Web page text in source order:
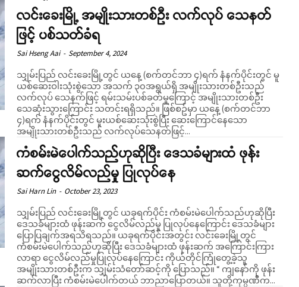
လင်းခေးမြို့ အမျိုးသားတစ်ဦး လက်လုပ် သေနတ်
ဖြင့် ပစ်သတ်ခံရ
Sai Hseng Aai - September 4, 2024
သျှမ်းပြည် လင်းခေးမြို့တွင် ယနေ့ (စက်တင်ဘာ ၄)ရက် နံနက်ပိုင်းတွင် မူ
ယစ်ဆေးဝါးသုံးစွဲသော အသက် ၃၀အရွယ်ရှိ အမျိုးသားတစ်ဦးသည်
လက်လုပ် သေနက်ဖြင့် ရမ်းသမ်းပစ်ခတ်မှုကြောင့် အမျိုးသားတစ်ဦး
သေဆုံးသွားကြောင်း သတင်းရရှိသည်။ ဖြစ်စဥ်မှာ ယနေ့ (စက်တင်ဘာ
၄)ရက် နံနက်ပိုင်းတွင် မူးယစ်ဆေးသုံးစွဲပြီး ဆေးကြောင်နေသော
အမျိုးသားတစ်ဦးသည် လက်လုပ်သေနတ်ဖြင့်...
ကံစမ်းမဲပေါက်သည်ဟုဆိုပြီး ဒေသခံများထံ ဖုန်း
ဆက်ငွေလိမ်လည်မှု ပြုလုပ်နေ
Sai Harn Lin - October 23, 2023
သျှမ်းပြည် လင်းခေးမြို့တွင် ယခုရက်ပိုင်း ကံစမ်းမဲပေါက်သည်ဟုဆိုပြီး
ဒေသခံများထံ ဖုန်းဆက် ငွေလိမ်လည်မှု ပြုလုပ်နေကြောင်း ဒေသခံများ
ပြောပြချက်အရသိရသည်။ ယခုရက်ပိုင်းအတွင်း လင်းခေးမြို့တွင်
ကံစမ်းမဲပေါက်သည်ဟုဆိုပြီး ဒေသခံများထံ ဖုန်းဆက် အကြောင်းကြား
လာရာ ငွေလိမ်လည်မှုပြုလုပ်နေကြောင်း ကိုယ်တိုင်ကြုံတွေ့ခဲ့သူ
အမျိုးသားတစ်ဦးက သျှမ်းသံတော်ဆင့်ကို ပြောသည်။ “ ကျနော်ကို ဖုန်း
ဆက်လာပြီး ကံစမ်းမဲပေါက်တယ် ဘာညာပြောတယ်။ သူတို့ကုမ္ပဏီက...